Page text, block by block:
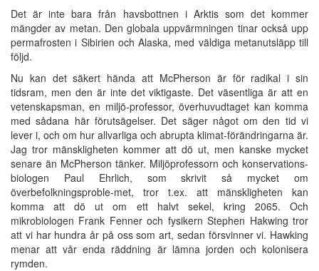
Det är inte bara från havsbottnen i Arktis som det kommer
mängder av metan. Den globala uppvärmningen tinar också upp
permafrosten i Sibirien och Alaska, med väldiga metanutsläpp till
följd.
Nu kan det säkert hända att McPherson är för radikal i sin
tidsram, men den är inte det viktigaste. Det väsentliga är att en
vetenskapsman, en miljö-professor, överhuvudtaget kan komma
med sådana här förutsägelser. Det säger något om den tid vi
lever i, och om hur allvarliga och abrupta klimat-förändringarna är.
Jag tror mänskligheten kommer att dö ut, men kanske mycket
senare än McPherson tänker. Miljöprofessorn och konservations-
biologen Paul Ehrlich, som skrivit så mycket om
överbefolkningsproble-met, tror t.ex. att mänskligheten kan
komma att dö ut om ett halvt sekel, kring 2065. Och
mikrobiologen Frank Fenner och fysikern Stephen Hakwing tror
att vi har hundra år på oss som art, sedan försvinner vi. Hawking
menar att vår enda räddning är lämna jorden och kolonisera
rymden.